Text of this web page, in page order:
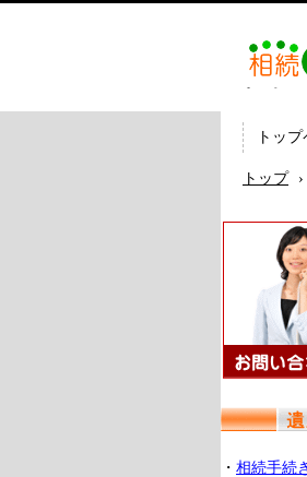
続手続
の司法
トッ
トップ ›
・ 相続手続